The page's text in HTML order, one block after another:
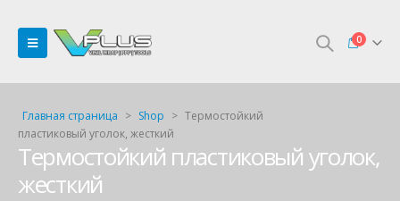
0
Главная страница > Shop > Термостойкий
пластиковый уголок, жесткий
Термостойкий пластиковый уголок,
жесткий